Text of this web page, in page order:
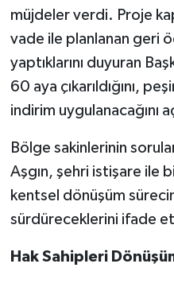
müjdeler verdi. Proje
vade ile planlanan geri
yaptıklarını duyuran
60 aya çıkarıldığını,
indirim uygulanacağını
Bölge sakinlerinin
Aşgın, şehri istişare ile
kentsel dönüşüm
sürdüreceklerini ifade
Hak Sahipleri